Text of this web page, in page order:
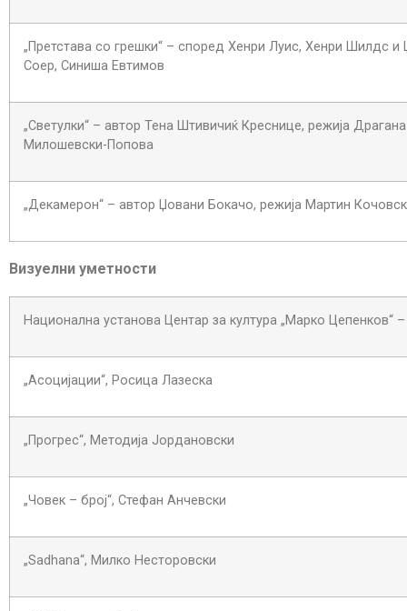
„Претстава со грешки“ – според Хенри Луис, Хенри Шилдс и
Соер, Синиша Евтимов
„Светулки“ – автор Тена Штивичиќ Креснице, режија Драгана
Милошевски-Попова
„Декамерон“ – автор Џовани Бокачо, режија Мартин
Визуелни уметности
Национална установа Центар за култура „Марко Цепенков“
„Асоцијации“, Росица Лазеска
„Прогрес“, Методија Јордановски
„Човек – број“, Стефан Анчевски
„Sadhana“, Милко Несторовски